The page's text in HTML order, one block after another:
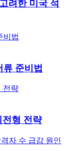
려한 미국 석
준비법
전형 전략